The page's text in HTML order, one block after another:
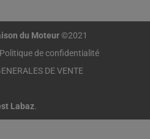
du Moteur©2021
de confidentialité
DE VENTE
Labaz.